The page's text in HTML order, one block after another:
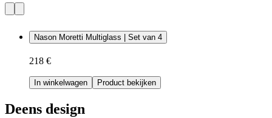
Nason Moretti Multiglass | Set van 4
218 €
In winkelwagen Product bekijken
Deens design